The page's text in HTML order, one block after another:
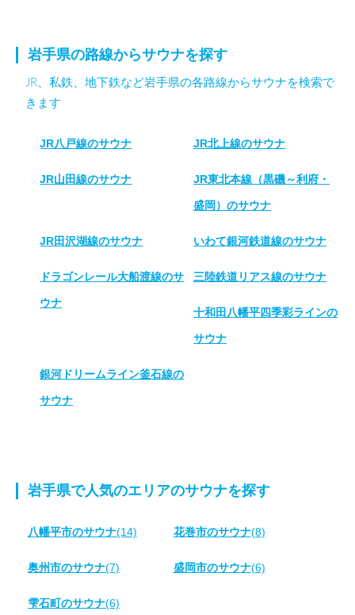
岩手県の路線からサウナを探す
JR、私鉄、地下鉄など岩手県の各路線からサウナを検索で
きます
JR八戸線のサウナ JR北上線のサウナ
JR山田線のサウナ JR東北本線（黒磯～利府・
盛岡）のサウナ
JR田沢湖線のサウナ いわて銀河鉄道線のサウナ
ドラゴンレール大船渡線のサ
ウナ
三陸鉄道リアス線のサウナ
十和田八幡平四季彩ラインの
サウナ
銀河ドリームライン釜石線の
サウナ
岩手県で人気のエリアのサウナを探す
八幡平市のサウナ(14) 花巻市のサウナ(8)
奥州市のサウナ(7) 盛岡市のサウナ(6)
雫石町のサウナ(6)